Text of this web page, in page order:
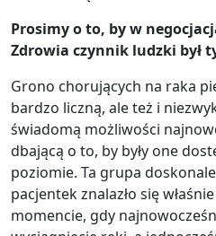
Prosimy o to, by w
Zdrowia czynnik ludzki był
Grono chorujących na raka
bardzo liczną, ale też i
świadomą możliwości
dbającą o to, by były one
poziomie. Ta grupa
pacjentek znalazło się
momencie, gdy